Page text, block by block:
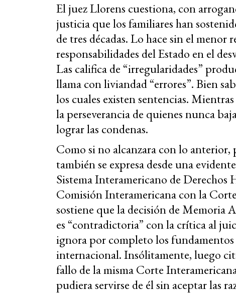
El juez Llorens cuestiona, con
justicia que los familiares han
de tres décadas. Lo hace sin el menor
responsabilidades del Estado en el
Las califica de “irregularidades”
llama con liviandad “errores”. Bien
los cuales existen sentencias.
la perseverancia de quienes nunca
lograr las condenas.
Como si no alcanzara con lo
también se expresa desde una
Sistema Interamericano de
Comisión Interamericana con la
sostiene que la decisión de Memoria
es “contradictoria” con la crítica al
ignora por completo los fundamentos
internacional. Insólitamente, luego
fallo de la misma Corte
pudiera servirse de él sin aceptar las